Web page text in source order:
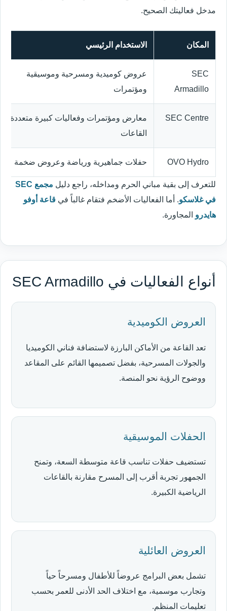
مدخل فعاليتك الصحيح.
المكان الاستخدام الرئيسي
SEC
Armadillo
عروض كوميدية ومسرحية وموسيقية
ومؤتمرات
SEC Centre
معارض ومؤتمرات وفعاليات كبيرة متعددة
القاعات
OVO Hydro حفلات جماهيرية ورياضة وعروض ضخمة
للتعرف إلى بقية مباني الحرم ومداخله، راجع دليل
مجمع SEC
في غلاسكو. أما الفعاليات الأضخم فتقام غالباً في قاعة أوفو
هايدرو المجاورة.
أنواع الفعاليات في SEC Armadillo
العروض الكوميدية
تعد القاعة من الأماكن البارزة لاستضافة فناني الكوميديا
والجولات المسرحية، بفضل تصميمها القائم على المقاعد
ووضوح الرؤية نحو المنصة.
الحفلات الموسيقية
تستضيف حفلات تناسب قاعة متوسطة السعة، وتمنح
الجمهور تجربة أقرب إلى المسرح مقارنة بالقاعات
الرياضية الكبيرة.
العروض العائلية
تشمل بعض البرامج عروضاً للأطفال ومسرحاً حياً
وتجارب موسمية، مع اختلاف الحد الأدنى للعمر بحسب
تعليمات المنظم.